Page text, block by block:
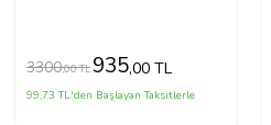
3300,00 TL 935,00 TL
99,73 TL'den Başlayan Taksitlerle